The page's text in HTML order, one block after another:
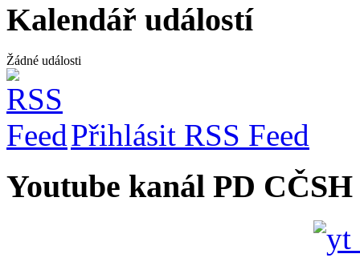
Kalendář událostí
Žádné události
Přihlásit RSS Feed
Youtube kanál PD CČSH